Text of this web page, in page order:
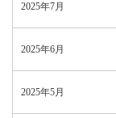
2025年7月
2025年6月
2025年5月